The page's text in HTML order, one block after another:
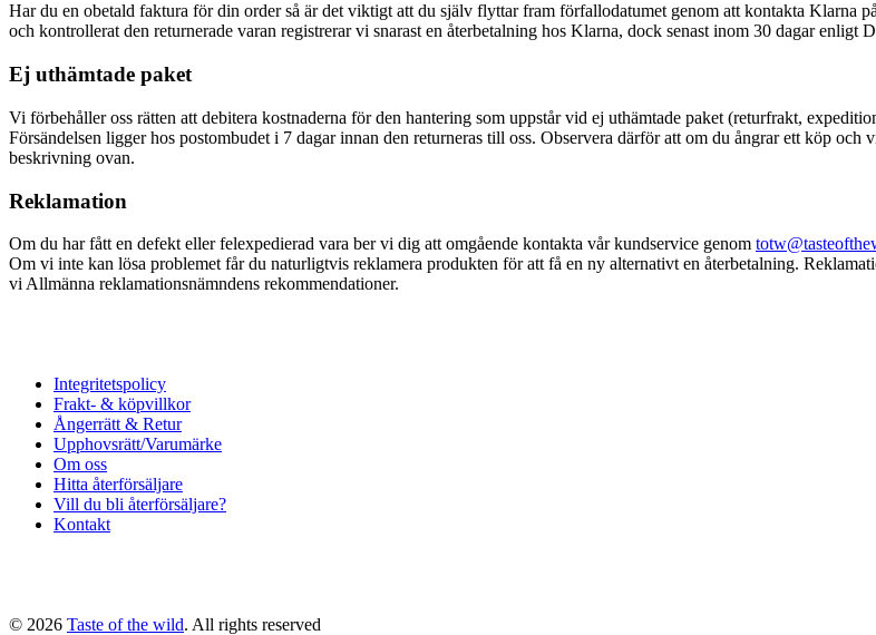
Har du en obetald faktura för din order så är det viktigt att du själv flyttar fram förfallodatumet genom att kontakta Klarna
och kontrollerat den returnerade varan registrerar vi snarast en återbetalning hos Klarna, dock senast inom 30 dagar enligt
Ej uthämtade paket
Vi förbehåller oss rätten att debitera kostnaderna för den hantering som uppstår vid ej uthämtade paket (returfrakt,
Försändelsen ligger hos postombudet i 7 dagar innan den returneras till oss. Observera därför att om du ångrar ett köp
beskrivning ovan.
Reklamation
Om du har fått en defekt eller felexpedierad vara ber vi dig att omgående kontakta vår kundservice genom
Om vi inte kan lösa problemet får du naturligtvis reklamera produkten för att få en ny alternativt en återbetalning.
vi Allmänna reklamationsnämndens rekommendationer.
Integritetspolicy
Frakt- & köpvillkor
Ångerrätt & Retur
Upphovsrätt/Varumärke
Om oss
Hitta återförsäljare
Vill du bli återförsäljare?
Kontakt
© 2026 Taste of the wild. All rights reserved